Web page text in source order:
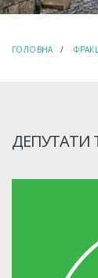
ГОЛОВНА
ДЕПУТАТИ